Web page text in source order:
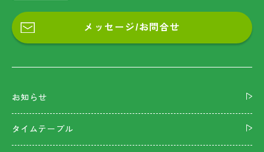
メッセージ/お問合せ
お知らせ
タイムテーブル